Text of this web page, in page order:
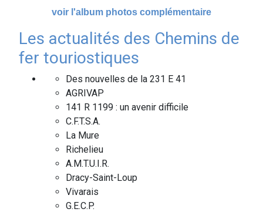
voir l'album photos complémentaire
Les actualités des Chemins de
fer touriostiques
Des nouvelles de la 231 E 41
AGRIVAP
141 R 1199 : un avenir difficile
C.F.T.S.A.
La Mure
Richelieu
A.M.T.U.I.R.
Dracy-Saint-Loup
Vivarais
G.E.C.P.